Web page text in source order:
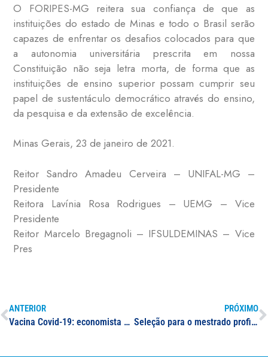
O FORIPES-MG reitera sua confiança de que as
instituições do estado de Minas e todo o Brasil serão
capazes de enfrentar os desafios colocados para que
a autonomia universitária prescrita em nossa
Constituição não seja letra morta, de forma que as
instituições de ensino superior possam cumprir seu
papel de sustentáculo democrático através do ensino,
da pesquisa e da extensão de excelência.
Minas Gerais, 23 de janeiro de 2021.
Reitor Sandro Amadeu Cerveira – UNIFAL-MG –
Presidente
Reitora Lavínia Rosa Rodrigues – UEMG – Vice
Presidente
Reitor Marcelo Bregagnoli – IFSULDEMINAS – Vice
Pres
ANTERIOR
Vacina Covid-19: economista da UNIFAL-MG comenta a logística de distribuição brasileira e a dependência de insumos importados na Rádio Vanguarda
PRÓXIMO
Seleção para o mestrado profissional em Administração Pública